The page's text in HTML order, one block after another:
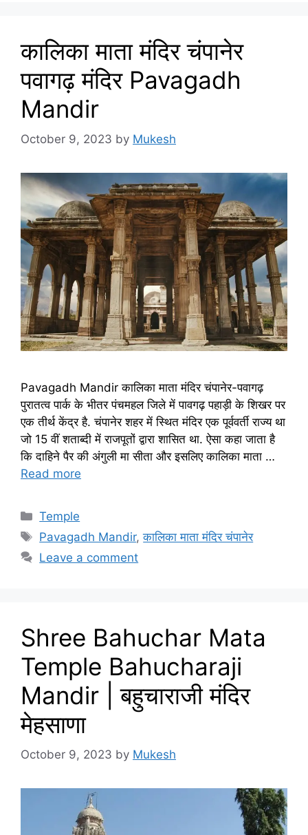
कालिका माता मंदिर चंपानेर
पवागढ़ मंदिर Pavagadh
Mandir
October 9, 2023 by Mukesh
Pavagadh Mandir कालिका माता मंदिर चंपानेर-पवागढ़
पुरातत्व पार्क के भीतर पंचमहल जिले में पावगढ़ पहाड़ी के शिखर पर
एक तीर्थ केंद्र है. चंपानेर शहर में स्थित मंदिर एक पूर्ववर्ती राज्य था
जो 15 वीं शताब्दी में राजपूतों द्वारा शासित था. ऐसा कहा जाता है
कि दाहिने पैर की अंगुली मा सीता और इसलिए कालिका माता …
Read more
Categories
Temple
Tags
Pavagadh Mandir,कालिका माता मंदिर चंपानेर
Leave a comment
Shree Bahuchar Mata
Temple Bahucharaji
Mandir | बहुचाराजी मंदिर
मेहसाणा
October 9, 2023 by Mukesh